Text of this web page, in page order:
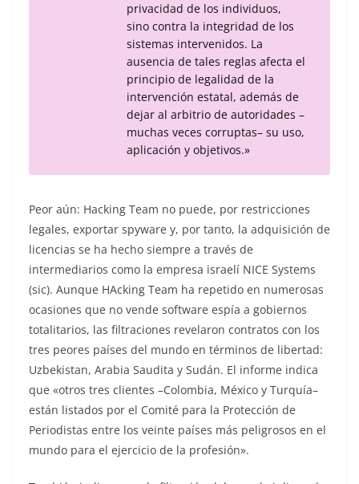
privacidad de los individuos,
sino contra la integridad de los
sistemas intervenidos. La
ausencia de tales reglas afecta el
principio de legalidad de la
intervención estatal, además de
dejar al arbitrio de autoridades –
muchas veces corruptas– su uso,
aplicación y objetivos.»
Peor aún: Hacking Team no puede, por restricciones
legales, exportar spyware y, por tanto, la adquisición de
licencias se ha hecho siempre a través de
intermediarios como la empresa israelí NICE Systems
(sic). Aunque HAcking Team ha repetido en numerosas
ocasiones que no vende software espía a gobiernos
totalitarios, las filtraciones revelaron contratos con los
tres peores países del mundo en términos de libertad:
Uzbekistan, Arabia Saudita y Sudán. El informe indica
que «otros tres clientes –Colombia, México y Turquía–
están listados por el Comité para la Protección de
Periodistas entre los veinte países más peligrosos en el
mundo para el ejercicio de la profesión».